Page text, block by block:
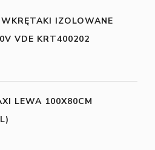
IZOLOWANE
VDE KRT400202
LEWA 100X80CM